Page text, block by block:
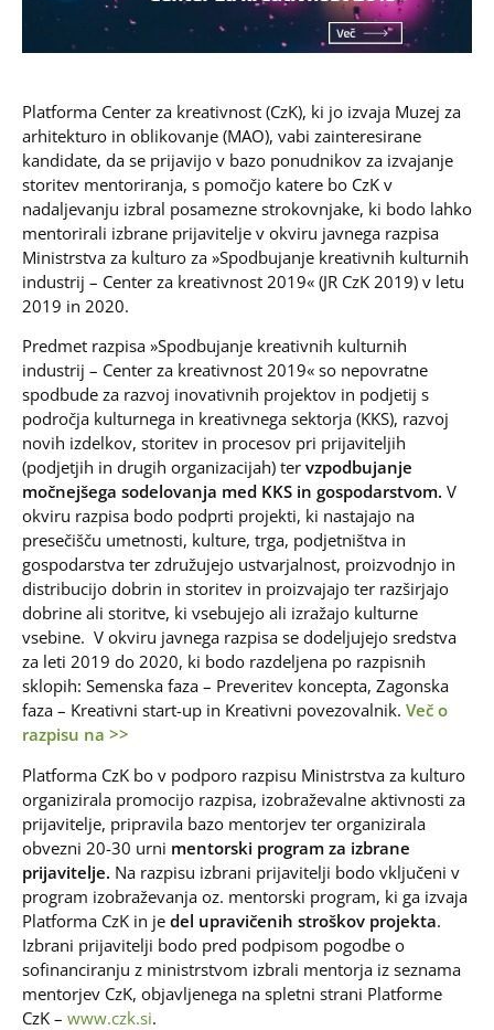
Platforma Center za kreativnost (CzK), ki jo izvaja Muzej za
arhitekturo in oblikovanje (MAO), vabi zainteresirane
kandidate, da se prijavijo v bazo ponudnikov za izvajanje
storitev mentoriranja, s pomočjo katere bo CzK v
nadaljevanju izbral posamezne strokovnjake, ki bodo lahko
mentorirali izbrane prijavitelje v okviru javnega razpisa
Ministrstva za kulturo za »Spodbujanje kreativnih kulturnih
industrij – Center za kreativnost 2019« (JR CzK 2019) v letu
2019 in 2020.
Predmet razpisa »Spodbujanje kreativnih kulturnih
industrij – Center za kreativnost 2019« so nepovratne
spodbude za razvoj inovativnih projektov in podjetij s
področja kulturnega in kreativnega sektorja (KKS), razvoj
novih izdelkov, storitev in procesov pri prijaviteljih
(podjetjih in drugih organizacijah) ter vzpodbujanje
močnejšega sodelovanja med KKS in gospodarstvom. V
okviru razpisa bodo podprti projekti, ki nastajajo na
presečišču umetnosti, kulture, trga, podjetništva in
gospodarstva ter združujejo ustvarjalnost, proizvodnjo in
distribucijo dobrin in storitev in proizvajajo ter razširjajo
dobrine ali storitve, ki vsebujejo ali izražajo kulturne
vsebine. V okviru javnega razpisa se dodeljujejo sredstva
za leti 2019 do 2020, ki bodo razdeljena po razpisnih
sklopih: Semenska faza – Preveritev koncepta, Zagonska
faza – Kreativni start-up in Kreativni povezovalnik. Več o
razpisu na >>
Platforma CzK bo v podporo razpisu Ministrstva za kulturo
organizirala promocijo razpisa, izobraževalne aktivnosti za
prijavitelje, pripravila bazo mentorjev ter organizirala
obvezni 20-30 urni mentorski program za izbrane
prijavitelje. Na razpisu izbrani prijavitelji bodo vključeni v
program izobraževanja oz. mentorski program, ki ga izvaja
Platforma CzK in je del upravičenih stroškov projekta.
Izbrani prijavitelji bodo pred podpisom pogodbe o
sofinanciranju z ministrstvom izbrali mentorja iz seznama
mentorjev CzK, objavljenega na spletni strani Platforme
CzK – www.czk.si.